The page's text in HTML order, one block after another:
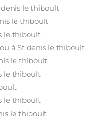
denis le thiboult
le thiboult
le thiboult
à St denis le thiboult
le thiboult
le thiboult
le thiboult
le thiboult